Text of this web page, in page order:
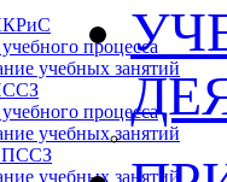
процесса
учебных занятий
процесса
учебных занятий
ПССЗ
учебных занятий